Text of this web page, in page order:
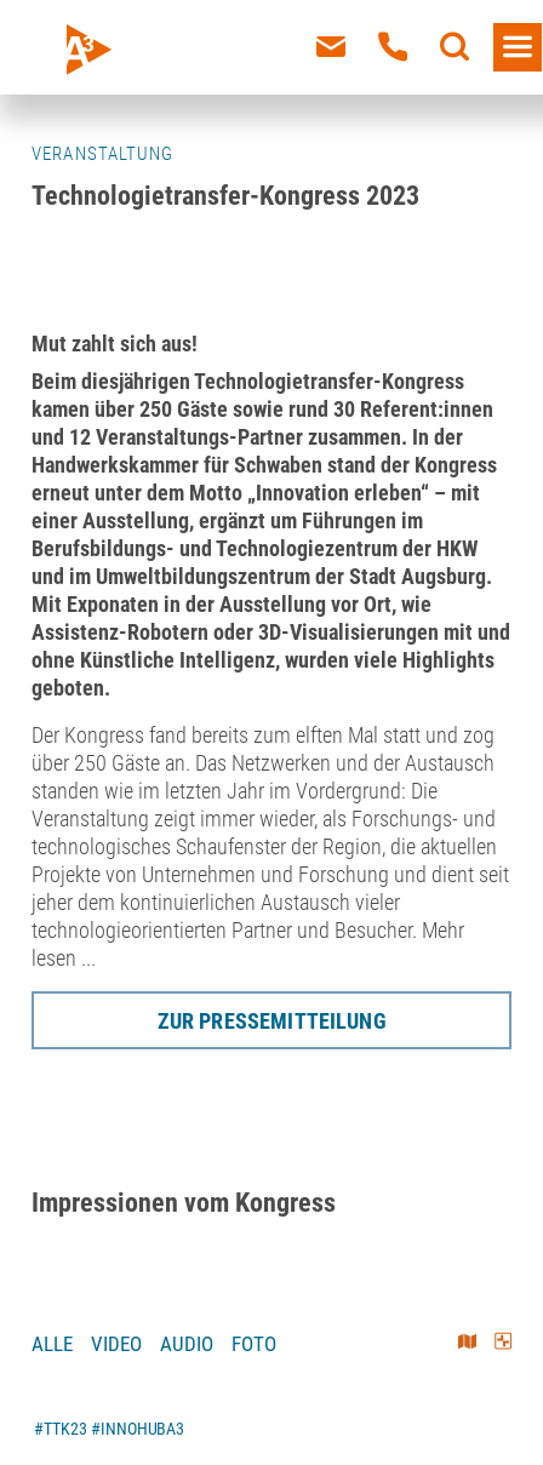
VERANSTALTUNG
Technologietransfer-Kongress 2023
Mut zahlt sich aus!
Beim diesjährigen Technologietransfer-Kongress
kamen über 250 Gäste sowie rund 30 Referent:innen
und 12 Veranstaltungs-Partner zusammen. In der
Handwerkskammer für Schwaben stand der Kongress
erneut unter dem Motto „Innovation erleben“ – mit
einer Ausstellung, ergänzt um Führungen im
Berufsbildungs- und Technologiezentrum der HKW
und im Umweltbildungszentrum der Stadt Augsburg.
Mit Exponaten in der Ausstellung vor Ort, wie
Assistenz-Robotern oder 3D-Visualisierungen mit und
ohne Künstliche Intelligenz, wurden viele Highlights
geboten.
Der Kongress fand bereits zum elften Mal statt und zog
über 250 Gäste an. Das Netzwerken und der Austausch
standen wie im letzten Jahr im Vordergrund: Die
Veranstaltung zeigt immer wieder, als Forschungs- und
technologisches Schaufenster der Region, die aktuellen
Projekte von Unternehmen und Forschung und dient seit
jeher dem kontinuierlichen Austausch vieler
technologieorientierten Partner und Besucher. Mehr
lesen ...
ZUR PRESSEMITTEILUNG
Impressionen vom Kongress
ALLE VIDEO AUDIO FOTO
#TTK23 #INNOHUBA3